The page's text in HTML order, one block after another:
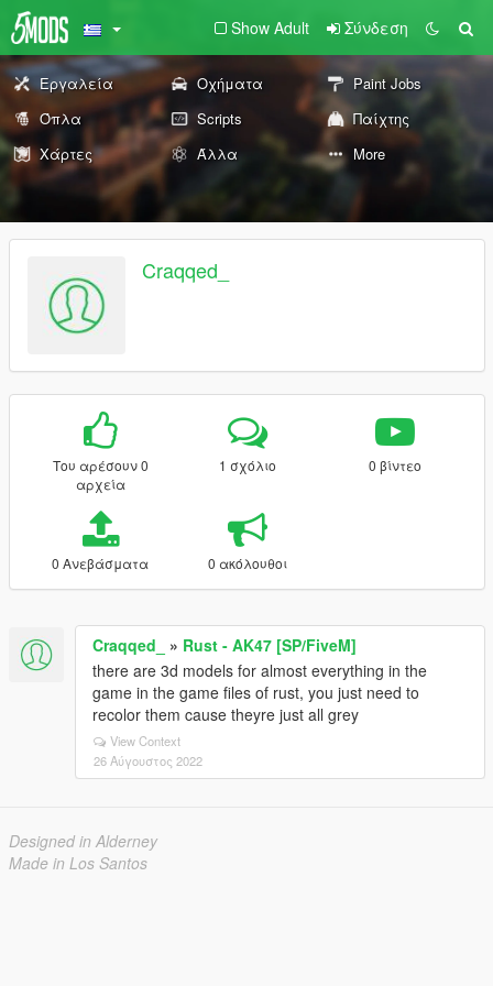
Show Adult Σύνδεση
Εργαλεία Οχήματα
Paint Jobs
Όπλα
Scripts
Παίχτης
Χάρτες
Άλλα More
Craqqed_
Του αρέσουν 0
αρχεία
1 σχόλιο 0 βίντεο
0 Ανεβάσματα 0 ακόλουθοι
Craqqed_ » Rust - AK47 [SP/FiveM]
there are 3d models for almost everything in the
game in the game files of rust, you just need to
recolor them cause theyre just all grey
View Context
26 Αύγουστος 2022
Designed in Alderney
Made in Los Santos